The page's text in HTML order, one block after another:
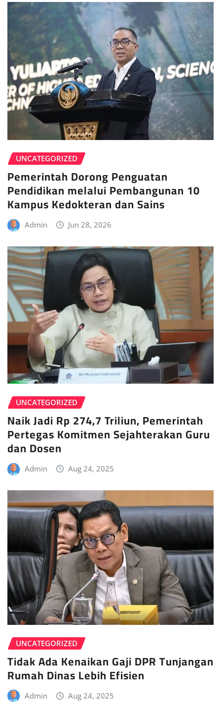
UNCATEGORIZED
Pemerintah Dorong Penguatan
Pendidikan melalui Pembangunan 10
Kampus Kedokteran dan Sains
Admin Jun 28, 2026
UNCATEGORIZED
Naik Jadi Rp 274,7 Triliun, Pemerintah
Pertegas Komitmen Sejahterakan Guru
dan Dosen
Admin Aug 24, 2025
UNCATEGORIZED
Tidak Ada Kenaikan Gaji DPR Tunjangan
Rumah Dinas Lebih Efisien
Admin Aug 24, 2025